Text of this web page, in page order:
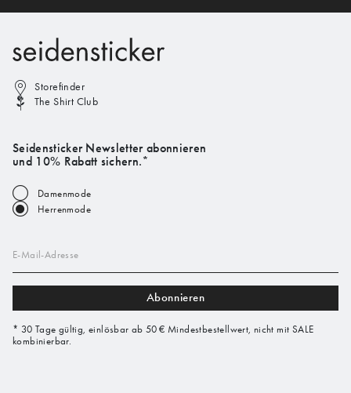
Storefinder
The Shirt Club
Seidensticker Newsletter abonnieren
und 10% Rabatt sichern.*
Damenmode
Herrenmode
E-Mail-Adresse
Abonnieren
* 30 Tage gültig, einlösbar ab 50 € Mindestbestellwert, nicht mit SALE
kombinierbar.